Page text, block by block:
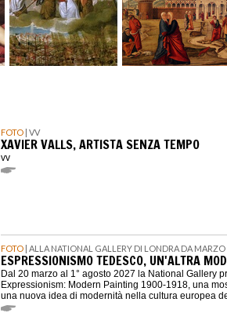
FOTO | VV
XAVIER VALLS, ARTISTA SENZA TEMPO
vv
FOTO | ALLA NATIONAL GALLERY DI LONDRA DA
ESPRESSIONISMO TEDESCO, UN'ALTRA
Dal 20 marzo al 1° agosto 2027 la National Gallery
Expressionism: Modern Painting 1900-1918, una
una nuova idea di modernità nella cultura europea